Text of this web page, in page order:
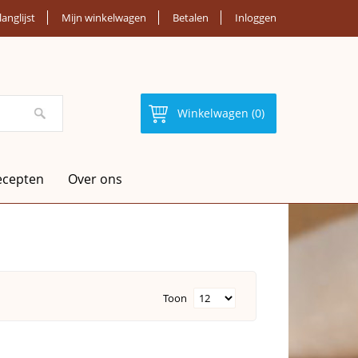
Mijn winkelwagen Betalen Inloggen
Winkelwagen (0)
Over ons
Toon